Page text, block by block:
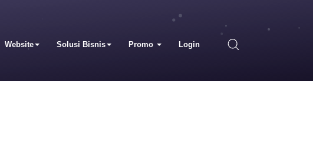
Website Solusi Bisnis Promo Login